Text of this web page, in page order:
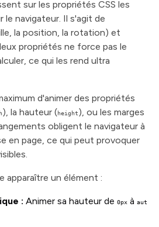
sur les propriétés CSS les
navigateur. Il s'agit de
la position, la rotation) et
propriétés ne force pas le
ce qui les rend ultra
d'animer des propriétés
), la hauteur (height), ou les marges
obligent le navigateur à
en page, ce qui peut provoquer
apparaître un élément :
: Animer sa hauteur de 0px à aut